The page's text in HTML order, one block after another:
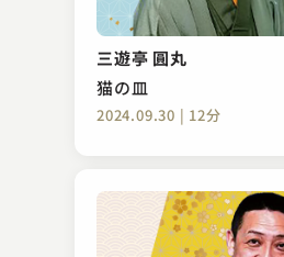
三遊亭 圓丸
猫の皿
2024.09.30 | 12分
柳家 小さん
かぼちゃや
2024.04.07 | 14分